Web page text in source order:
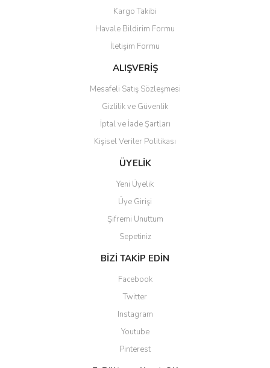
Ürün resmi kalitesiz, bozuk veya görüntülenemiyor.
Ürün açıklamasında eksik bilgiler bulunuyor.
Ürün bilgilerinde hatalar bulunuyor.
Ürün fiyatı diğer sitelerden daha pahalı.
Gönder
Kargo Takibi
Havale Bildirim Formu
İletişim Formu
ALIŞVERİŞ
Mesafeli Satış Sözleşmesi
Gizlilik ve Güvenlik
İptal ve İade Şartları
Kişisel Veriler Politikası
ÜYELİK
Yeni Üyelik
Üye Girişi
Şifremi Unuttum
Sepetiniz
BİZİ TAKİP EDİN
Facebook
Twitter
Instagram
Youtube
Pinterest